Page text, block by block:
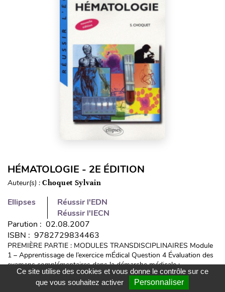
HÉMATOLOGIE - 2E ÉDITION
Auteur(s) : Choquet Sylvain
Ellipses
Réussir l'EDN
Réussir l'IECN
Parution : 02.08.2007
ISBN : 9782729834463
PREMIÈRE PARTIE : MODULES TRANSDISCIPLINAIRES Module
1 – Apprentissage de l’exercice mÉdical Question 4 Évaluation des
examens complémentaires dans la démarche médicale :
prescriptions utiles et inutiles Module 8 – Immunopathologie -
LIRE LA SUITE
Ce site utilise des cookies et vous donne le contrôle sur ce
que vous souhaitez activer
Personnaliser